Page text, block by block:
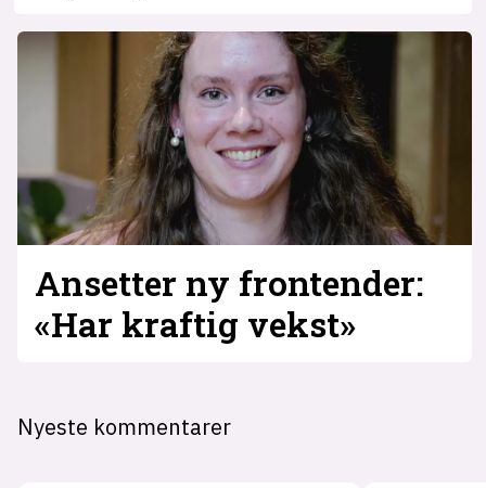
Ansetter ny frontender:
«Har kraftig vekst»
Nyeste kommentarer